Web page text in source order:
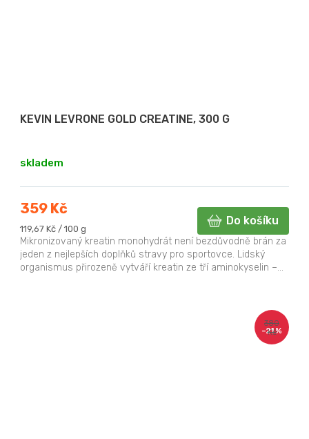
KEVIN LEVRONE GOLD CREATINE, 300 G
skladem
359 Kč
Měrná
cena:
119,67 Kč / 100 g
Do košíku
Mikronizovaný kreatin monohydrát není bezdůvodně brán za
jeden z nejlepších doplňků stravy pro sportovce. Lidský
organismus přirozeně vytváří kreatin ze tří aminokyselin –...
380
Kč
–21 %